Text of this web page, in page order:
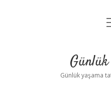
Günlük yaşama